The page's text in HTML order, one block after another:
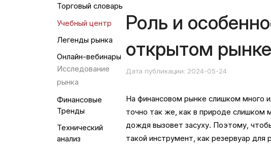
Торговый словарь
Учебный центр
Легенды рынка
Онлайн-вебинары
Исследование
рынка
Финансовые
Тренды
Технический
анализ
Роль и
открытом рынке
Дата публикации: 2024-05-24
На финансовом рынке слишком много
точно так же, как в природе слишком
дождя вызовет засуху. Поэтому,
такой инструмент, как резервуар для